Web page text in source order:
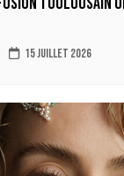
15 juillet 2026